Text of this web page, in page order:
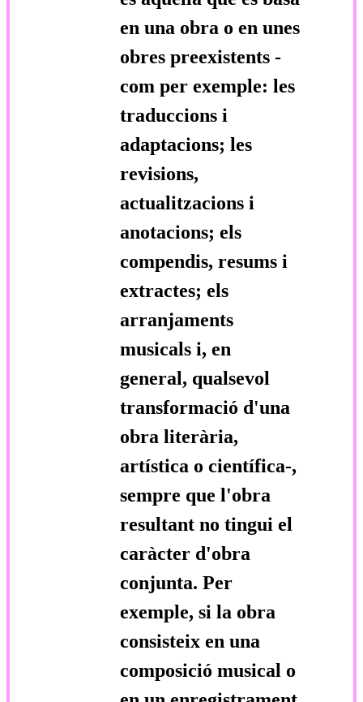
en una obra o en unes
obres preexistents -
com per exemple: les
traduccions i
adaptacions; les
revisions,
actualitzacions i
anotacions; els
compendis, resums i
extractes; els
arranjaments
musicals i, en
general, qualsevol
transformació d'una
obra literària,
artística o científica-,
sempre que l'obra
resultant no tingui el
caràcter d'obra
conjunta. Per
exemple, si la obra
consisteix en una
composició musical o